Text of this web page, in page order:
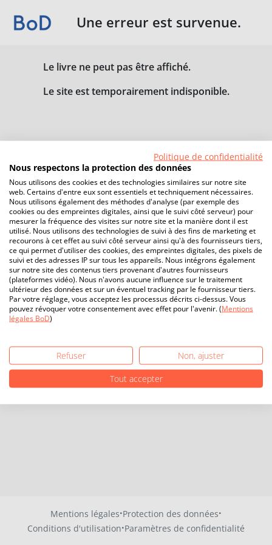
Une erreur est survenue.
Le livre ne peut pas être affiché.
Le site est temporairement indisponible.
Mentions légales·Protection des données·
Conditions d'utilisation·Paramètres de confidentialité
Politique de confidentialité
Nous respectons la protection des données
Nous utilisons des cookies et des technologies similaires sur notre site
web. Certains d'entre eux sont essentiels et techniquement nécessaires.
Nous utilisons également des méthodes d'analyse (par exemple des
cookies ou des empreintes digitales, ainsi que le suivi côté serveur) pour
mesurer la fréquence des visites sur notre site et la manière dont il est
utilisé. Nous utilisons des technologies de suivi à des fins de marketing et
recourons à cet effet au suivi côté serveur ainsi qu'à des fournisseurs tiers,
ce qui permet d'utiliser des cookies, des empreintes digitales, des pixels de
suivi et des adresses IP sur tous les appareils. Nous intégrons également
sur notre site des contenus tiers provenant d'autres fournisseurs
(plateformes vidéo). Nous n'avons aucune influence sur le traitement
ultérieur des données et sur un éventuel tracking par le fournisseur tiers.
Par votre réglage, vous acceptez les processus décrits ci-dessus. Vous
pouvez révoquer votre consentement avec effet pour l'avenir. (Mentions
légales BoD)
Refuser
Non, ajuster
Tout accepter